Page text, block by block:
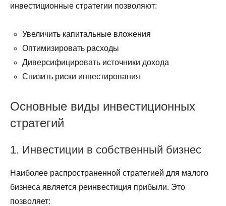
инвестиционные стратегии позволяют:
Увеличить капитальные вложения
Оптимизировать расходы
Диверсифицировать источники дохода
Снизить риски инвестирования
Основные виды инвестиционных
стратегий
1. Инвестиции в собственный бизнес
Наиболее распространенной стратегией для малого
бизнеса является реинвестиция прибыли. Это
позволяет: